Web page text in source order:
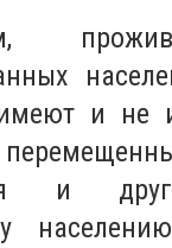
и не
и